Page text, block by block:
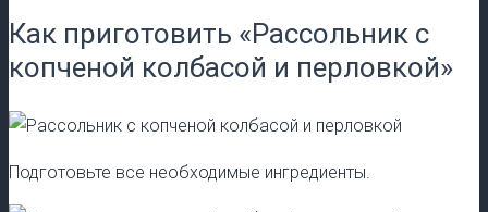
Как приготовить «Рассольник с
копченой колбасой и перловкой»
Подготовьте все необходимые ингредиенты.